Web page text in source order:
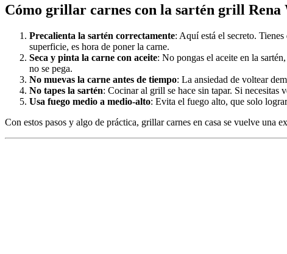
Cómo grillar carnes con la sartén grill Rena
Precalienta la sartén correctamente: Aquí está el secreto.
superficie, es hora de poner la carne.
Seca y pinta la carne con aceite: No pongas el aceite en la
no se pega.
No muevas la carne antes de tiempo: La ansiedad de voltear
No tapes la sartén: Cocinar al grill se hace sin tapar. Si necesitas
Usa fuego medio a medio-alto: Evita el fuego alto, que solo
Con estos pasos y algo de práctica, grillar carnes en casa se vuelve una